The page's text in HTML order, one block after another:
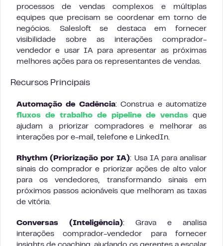
processos de vendas complexos e múltiplas
equipes que precisam se coordenar em torno de
negócios. Salesloft se destaca em fornecer
visibilidade sobre as interações comprador-
vendedor e usar IA para apresentar as próximas
melhores ações para os representantes de vendas.
Recursos Principais
Automação de Cadência: Construa e automatize
fluxos de trabalho de pipeline de vendasque
ajudam a priorizar compradores e melhorar as
interações por e-mail, telefone e LinkedIn.
Rhythm (Priorização por IA): Usa IA para analisar
sinais do comprador e priorizar ações de alto valor
para os vendedores, transformando sinais em
próximos passos acionáveis que melhoram as taxas
de vitória.
Conversas (Inteligência): Grava e analisa
interações comprador-vendedor para fornecer